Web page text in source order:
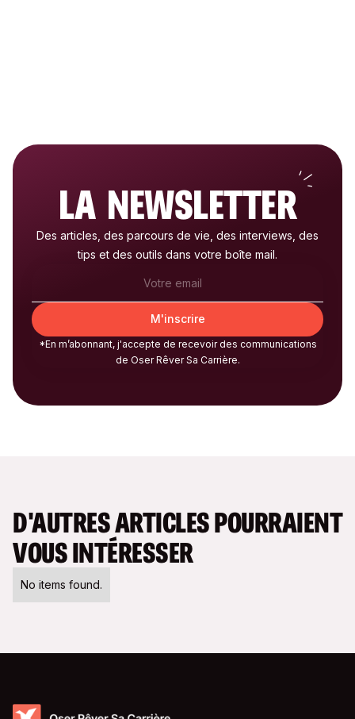
LA NEWSLETTER
Des articles, des parcours de vie, des interviews, des
tips et des outils dans votre boîte mail.
*En m’abonnant, j'accepte de recevoir des communications
de Oser Rêver Sa Carrière.
D'AUTRES ARTICLES POURRAIENT
VOUS INTÉRESSER
No items found.